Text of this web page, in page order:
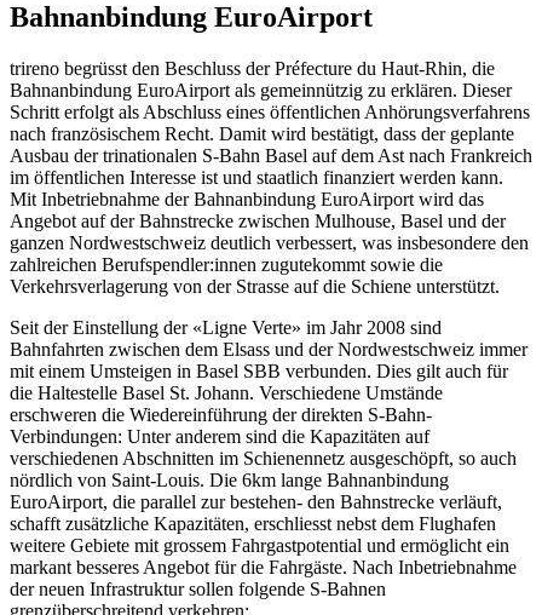
Bahnanbindung EuroAirport
trireno begrüsst den Beschluss der Préfecture du Haut-Rhin, die
Bahnanbindung EuroAirport als gemeinnützig zu erklären. Dieser
Schritt erfolgt als Abschluss eines öffentlichen Anhörungsverfahrens
nach französischem Recht. Damit wird bestätigt, dass der geplante
Ausbau der trinationalen S-Bahn Basel auf dem Ast nach Frankreich
im öffentlichen Interesse ist und staatlich finanziert werden kann.
Mit Inbetriebnahme der Bahnanbindung EuroAirport wird das
Angebot auf der Bahnstrecke zwischen Mulhouse, Basel und der
ganzen Nordwestschweiz deutlich verbessert, was insbesondere den
zahlreichen Berufspendler:innen zugutekommt sowie die
Verkehrsverlagerung von der Strasse auf die Schiene unterstützt.
Seit der Einstellung der «Ligne Verte» im Jahr 2008 sind
Bahnfahrten zwischen dem Elsass und der Nordwestschweiz immer
mit einem Umsteigen in Basel SBB verbunden. Dies gilt auch für
die Haltestelle Basel St. Johann. Verschiedene Umstände
erschweren die Wiedereinführung der direkten S-Bahn-
Verbindungen: Unter anderem sind die Kapazitäten auf
verschiedenen Abschnitten im Schienennetz ausgeschöpft, so auch
nördlich von Saint-Louis. Die 6km lange Bahnanbindung
EuroAirport, die parallel zur bestehen- den Bahnstrecke verläuft,
schafft zusätzliche Kapazitäten, erschliesst nebst dem Flughafen
weitere Gebiete mit grossem Fahrgastpotential und ermöglicht ein
markant besseres Angebot für die Fahrgäste. Nach Inbetriebnahme
der neuen Infrastruktur sollen folgende S-Bahnen